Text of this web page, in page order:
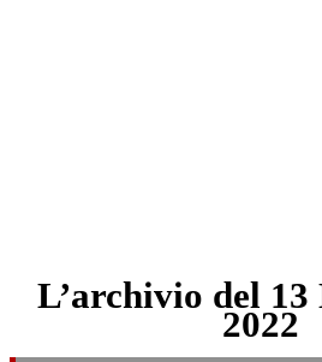
L’archivio del 13
2022